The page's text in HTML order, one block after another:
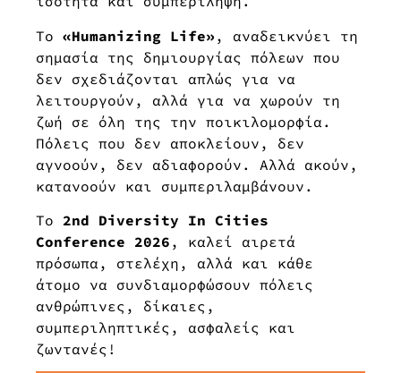
Το «Humanizing Life» , αναδεικνύει τη
σημασία της δημιουργίας πόλεων που
δεν σχεδιάζονται απλώς για να
λειτουργούν, αλλά για να χωρούν τη
ζωή σε όλη της την ποικιλομορφία.
Πόλεις που δεν αποκλείουν, δεν
αγνοούν, δεν αδιαφορούν. Αλλά ακούν,
κατανοούν και συμπεριλαμβάνουν.
Το 2nd Diversity In Cities
Conference 2026 , καλεί αιρετά
πρόσωπα, στελέχη, αλλά και κάθε
άτομο να συνδιαμορφώσουν πόλεις
ανθρώπινες, δίκαιες,
συμπεριληπτικές, ασφαλείς και
ζωντανές!